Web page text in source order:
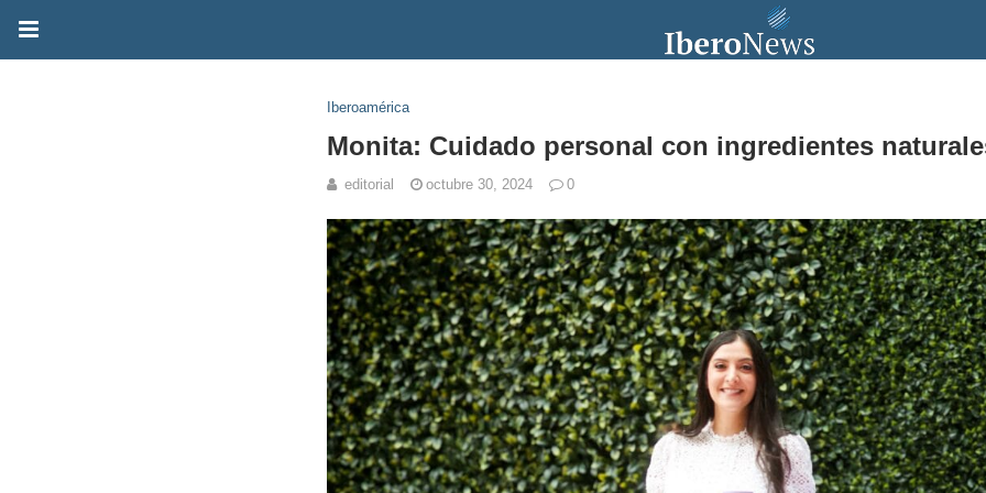
Iberoamérica
Monita: Cuidado personal con ingredientes
editorial octubre 30, 2024 0